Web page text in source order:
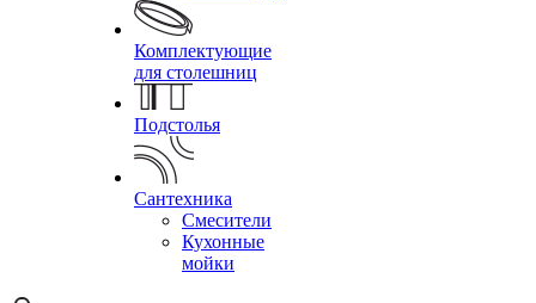
Комплектующие
для столешниц
Подстолья
Сантехника
Смесители
Кухонные
мойки